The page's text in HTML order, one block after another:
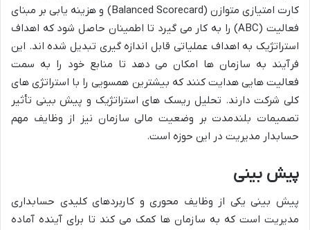
کارت امتیازی متوازن (Balanced Scorecard) و هزینه یابی بر مبنای
فعالیت (ABC) را به کار می گیرد تا اطمینان حاصل شود که اهداف
استراتژیک به اهداف عملیاتی قابل اندازه گیری تبدیل شده اند. این
فرآیند به سازمان ها امکان می دهد تا منابع خود را به سمت
فعالیت هایی هدایت کنند که بیشترین همسویی را با استراتژی های
کلی شرکت دارند. تحلیل ریسک های استراتژیک و پیش بینی تأثیر
تصمیمات بلندمدت بر وضعیت مالی سازمان نیز از وظایف مهم
حسابدار مدیریت در این حوزه است.
پیش بینی
پیش بینی یکی از وظایف محوری و کاربردهای کلیدی حسابداری
مدیریت است که به سازمان ها کمک می کند تا برای آینده آماده